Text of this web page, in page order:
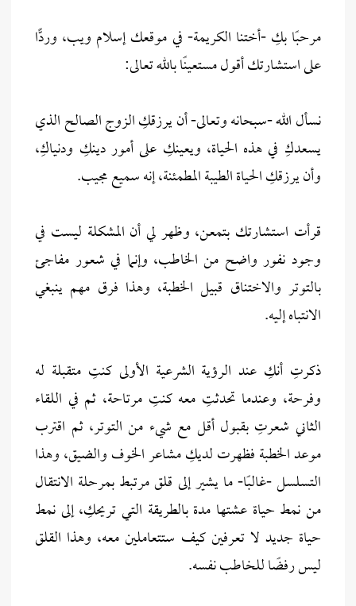
مرحبًا بكِ -أختنا الكريمة- في موقعك إسلام ويب، وردًّا
على استشارتك أقول مستعينًا بالله تعالى:
نسأل الله -سبحانه وتعالى- أن يرزقكِ الزوج الصالح الذي
يسعدكِ في هذه الحياة، ويعينكِ على أمور دينكِ ودنياكِ،
وأن يرزقكِ الحياة الطيبة المطمئنة، إنه سميع مجيب.
قرأت استشارتك بتمعن، وظهر لي أن المشكلة ليست في
وجود نفور واضح من الخاطب، وإنما في شعور مفاجئ
بالتوتر والاختناق قبيل الخطبة، وهذا فرق مهم ينبغي
الانتباه إليه.
ذكرتِ أنكِ عند الرؤية الشرعية الأولى كنتِ متقبلة له
وفرحة، وعندما تحدثتِ معه كنتِ مرتاحة، ثم في اللقاء
الثاني شعرتِ بقبول أقل مع شيء من التوتر، ثم اقترب
موعد الخطبة فظهرت لديكِ مشاعر الخوف والضيق، وهذا
التسلسل -غالبًا- ما يشير إلى قلق مرتبط بمرحلة الانتقال
من نمط حياة عشتها مدة بالطريقة التي تريحكِ، إلى نمط
حياة جديد لا تعرفين كيف ستتعاملين معه، وهذا القلق
ليس رفضًا للخاطب نفسه.